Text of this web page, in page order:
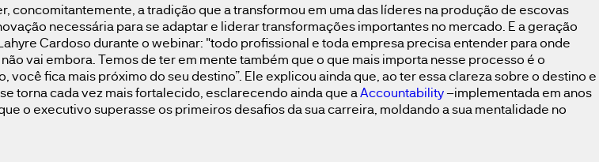
concomitantemente, a tradição que a transformou em uma das líderes na produção de escovas
necessária para se adaptar e liderar transformações importantes no mercado. E a geração
Cardoso durante o webinar: "todo profissional e toda empresa precisa entender para onde
vai embora. Temos de ter em mente também que o que mais importa nesse processo é o
fica mais próximo do seu destino”. Ele explicou ainda que, ao ter essa clareza sobre o destino e
torna cada vez mais fortalecido, esclarecendo ainda que aAccountability–implementada em anos
o executivo superasse os primeiros desafios da sua carreira, moldando a sua mentalidade no